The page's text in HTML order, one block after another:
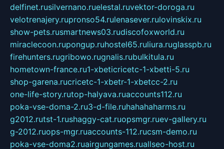
delfinet.rusilvernano.ruelestal.ruvektor-doroga.ru
velotrenajery.rupronso54.rulenasever.rulovinskix.ru
show-pets.rusmartnews03.rudiscofoxworld.ru
miraclecoon.rupongup.ruhostel65.ruliura.ruglasspb.ru
firehunters.rugribowo.rugnalis.rubulkitula.ru
hometown-france.ru1-xbeticricetc-1-xbetti-5.ru
shop-garena.rucricetc-1-xbetr-1-xbetcc-2.ru
one-life-story.rutop-halyava.ruaccounts112.ru
poka-vse-doma-2.ru3-d-file.ruhahahaharms.ru
g2012.rutst-1.rushaggy-cat.ruopsmgr.ruev-gallery.ru
g-2012.ruops-mgr.ruaccounts-112.rucsm-demo.ru
poka-vse-doma2.ruairgungames.ruallseo-host.ru